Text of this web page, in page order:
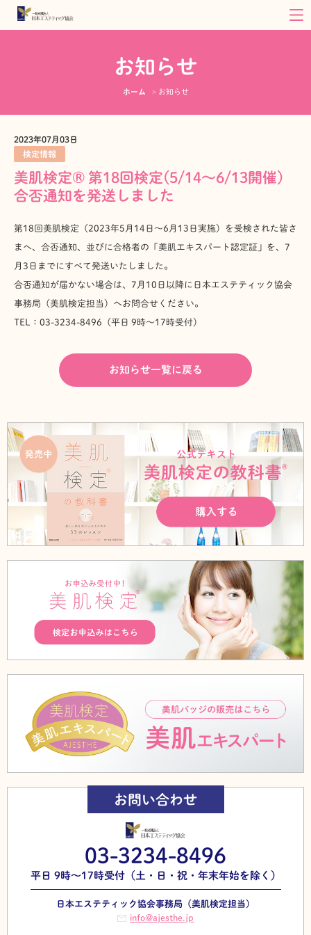
お知らせ
ホーム お知らせ
2023年07月03日
検定情報
美肌検定® 第18回検定(5/14～6/13開催)
合否通知を発送しました
第18回美肌検定（2023年5月14日～6月13日実施）を受検された皆さ
まへ、合否通知、並びに合格者の「美肌エキスパート認定証」を、7
月3日までにすべて発送いたしました。
合否通知が届かない場合は、7月10日以降に日本エステティック協会
事務局（美肌検定担当）へお問合せください。
TEL：03-3234-8496（平日 9時～17時受付）
お知らせ一覧に戻る
お問い合わせ
03-3234-8496
平日 9時～17時受付（土・日・祝・年末年始を除く）
日本エステティック協会事務局（美肌検定担当）
info@ajesthe.jp